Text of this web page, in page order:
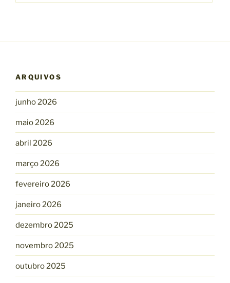
ARQUIVOS
junho 2026
maio 2026
abril 2026
março 2026
fevereiro 2026
janeiro 2026
dezembro 2025
novembro 2025
outubro 2025